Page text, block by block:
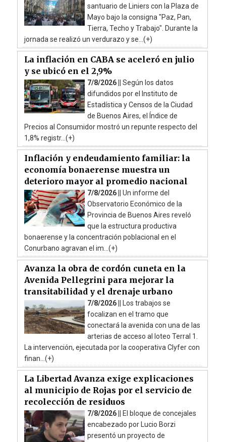
santuario de Liniers con la Plaza de
Mayo bajo la consigna "Paz, Pan,
Tierra, Techo y Trabajo". Durante la
jornada se realizó un verdurazo y se...(+)
La inflación en CABA se aceleró en julio
y se ubicó en el 2,9%
7/8/2026 || Según los datos
difundidos por el Instituto de
Estadística y Censos de la Ciudad
de Buenos Aires, el Índice de
Precios al Consumidor mostró un repunte respecto del
1,8% registr...(+)
Inflación y endeudamiento familiar: la
economía bonaerense muestra un
deterioro mayor al promedio nacional
7/8/2026 || Un informe del
Observatorio Económico de la
Provincia de Buenos Aires reveló
que la estructura productiva
bonaerense y la concentración poblacional en el
Conurbano agravan el im...(+)
Avanza la obra de cordón cuneta en la
Avenida Pellegrini para mejorar la
transitabilidad y el drenaje urbano
7/8/2026 ||
Los trabajos se
focalizan en el tramo que
conectará la avenida con una de las
arterias de acceso al loteo Terral 1.
La intervención, ejecutada por la cooperativa Clyfer con
finan...(+)
La Libertad Avanza exige explicaciones
al municipio de Rojas por el servicio de
recolección de residuos
7/8/2026 ||
El bloque de concejales
encabezado por Lucio Borzi
presentó un proyecto de